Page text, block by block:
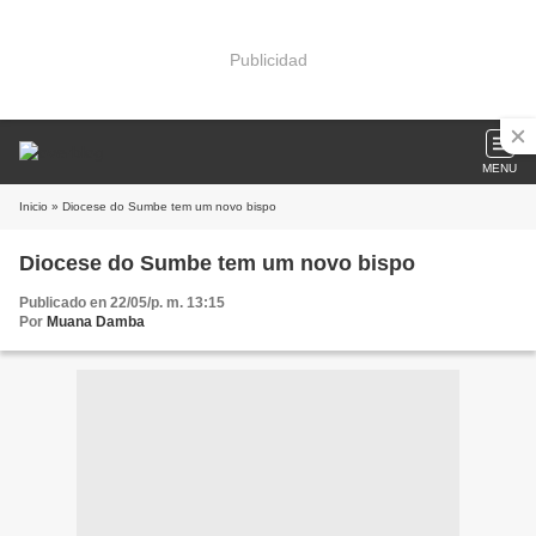
Publicidad
MENU
Inicio » Diocese do Sumbe tem um novo bispo
Diocese do Sumbe tem um novo bispo
Publicado en 22/05/p. m. 13:15
Por Muana Damba